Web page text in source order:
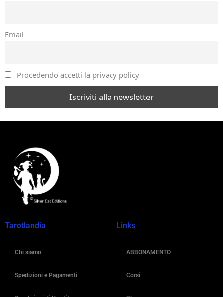
Email
Procedendo accetti la privacy policy
Tarotlandia
Chi siamo
Spedizioni e Pagamenti
Links
ABBONAMENTO
Corsi